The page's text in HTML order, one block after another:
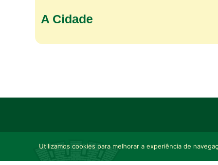
A Cidade
Utilizamos cookies para melhorar a experiência de